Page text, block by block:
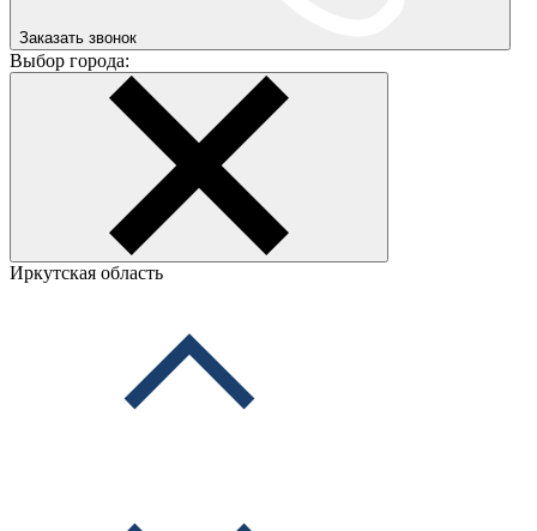
Заказать звонок
Выбор города:
Иркутская область